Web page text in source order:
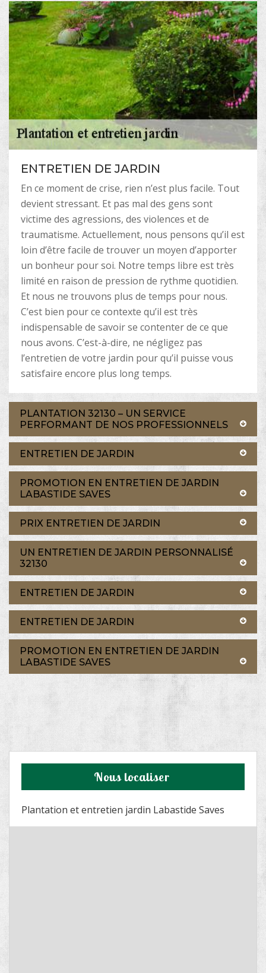
ENTRETIEN DE JARDIN
En ce moment de crise, rien n’est plus facile. Tout
devient stressant. Et pas mal des gens sont
victime des agressions, des violences et de
traumatisme. Actuellement, nous pensons qu’il est
loin d’être facile de trouver un moyen d’apporter
un bonheur pour soi. Notre temps libre est très
limité en raison de pression de rythme quotidien.
Et nous ne trouvons plus de temps pour nous.
C’est bien pour ce contexte qu’il est très
indispensable de savoir se contenter de ce que
nous avons. C’est-à-dire, ne négligez pas
l’entretien de votre jardin pour qu’il puisse vous
satisfaire encore plus long temps.
PLANTATION 32130 – UN SERVICE
PERFORMANT DE NOS PROFESSIONNELS
ENTRETIEN DE JARDIN
PROMOTION EN ENTRETIEN DE JARDIN
LABASTIDE SAVES
PRIX ENTRETIEN DE JARDIN
UN ENTRETIEN DE JARDIN PERSONNALISÉ
32130
ENTRETIEN DE JARDIN
ENTRETIEN DE JARDIN
PROMOTION EN ENTRETIEN DE JARDIN
LABASTIDE SAVES
Nous localiser
Plantation et entretien jardin Labastide Saves